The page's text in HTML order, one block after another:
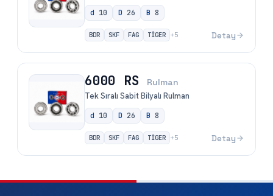
d 10 D 26 B 8
BDR SKF FAG TİGER +5 Detay
6000 RS Rulman
Tek Sıralı Sabit Bilyalı Rulman
d 10 D 26 B 8
BDR SKF FAG TİGER +5 Detay